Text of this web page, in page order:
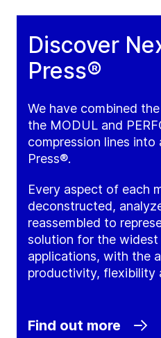
Discover
Press®
We have combined
the MODUL and
compression lines into
Press®.
Every aspect of each
deconstructed,
reassembled to
solution for the
applications, with the
productivity, flexibility
Find out more